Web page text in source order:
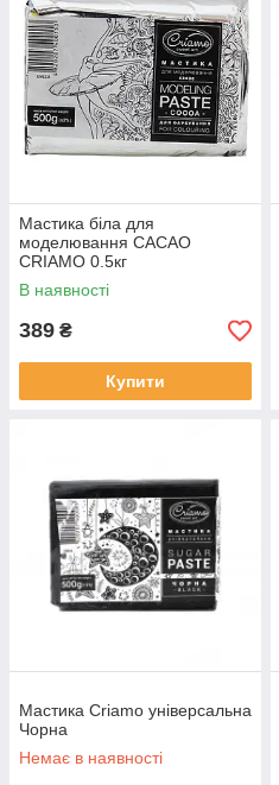
Мастика біла для
моделювання CACAO
CRIAMO 0.5кг
В наявності
389 ₴
Купити
Мастика Criamo універсальна
Чорна
Немає в наявності